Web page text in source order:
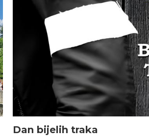
Dan bijelih traka